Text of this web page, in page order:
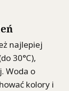
najlepiej
30°C),
Woda o
kolory i